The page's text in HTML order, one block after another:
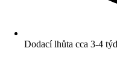
Dodací lhůta cca 3-4